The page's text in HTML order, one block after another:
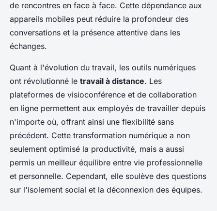
de rencontres en face à face. Cette dépendance aux
appareils mobiles peut réduire la profondeur des
conversations et la présence attentive dans les
échanges.
Quant à l'évolution du travail, les outils numériques
ont révolutionné le travail à distance. Les
plateformes de visioconférence et de collaboration
en ligne permettent aux employés de travailler depuis
n'importe où, offrant ainsi une flexibilité sans
précédent. Cette transformation numérique a non
seulement optimisé la productivité, mais a aussi
permis un meilleur équilibre entre vie professionnelle
et personnelle. Cependant, elle soulève des questions
sur l'isolement social et la déconnexion des équipes.